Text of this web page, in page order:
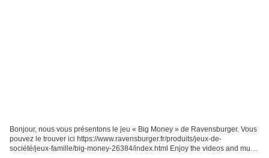
Bonjour, nous vous présentons le jeu « Big Money » de Ravensburger. Vous
pouvez le trouver ici https://www.ravensburger.fr/produits/jeux-de-
société/jeux-famille/big-money-26384/index.html Enjoy the videos and music